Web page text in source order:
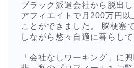
ブラック派遣会社から脱出
アフィエイトで月200万円以
ことができました。 脳梗塞
しながら悠々自適に暮らして
「会社なしワーキング」に